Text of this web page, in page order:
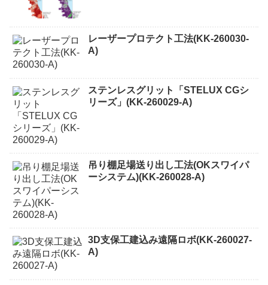
レーザープロテクト⼯法(KK-260030-
A)
ステンレスグリット「STELUX CGシ
リーズ」(KK-260029-A)
吊り棚足場送り出し工法(OKスワイパ
ーシステム)(KK-260028-A)
3D支保工建込み遠隔ロボ(KK-260027-
A)